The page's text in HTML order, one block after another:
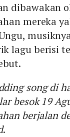
dibawakan
mereka
lagu berisi
song di
besok 19
berjalan
.